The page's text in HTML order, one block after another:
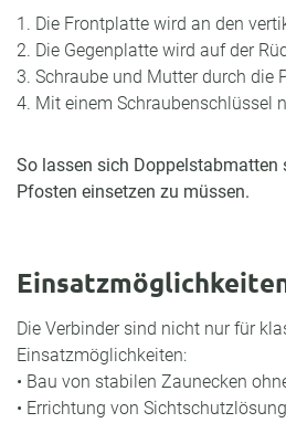
1. Die Frontplatte wird an den
2. Die Gegenplatte wird auf der
3. Schraube und Mutter durch die
4. Mit einem Schraubenschlüssel
So lassen sich Doppelstabmatten
Pfosten einsetzen zu müssen.
Die Verbinder sind nicht nur für
Einsatzmöglichkeiten:
• Bau von stabilen Zaunecken
• Errichtung von